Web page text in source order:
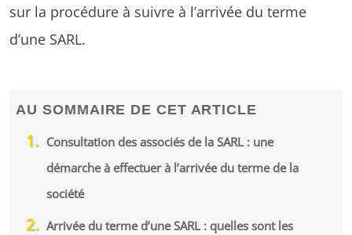
sur la procédure à suivre à l’arrivée du terme
d’une SARL.
AU SOMMAIRE DE CET ARTICLE
Consultation des associés de la SARL : une
démarche à effectuer à l’arrivée du terme de la
société
Arrivée du terme d’une SARL : quelles sont les